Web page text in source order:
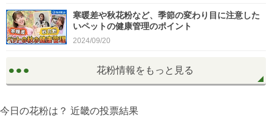
寒暖差や秋花粉など、季節の変わり目に注意した
いペットの健康管理のポイント
2024/09/20
花粉情報をもっと見る
今日の花粉は？ 近畿の投票結果